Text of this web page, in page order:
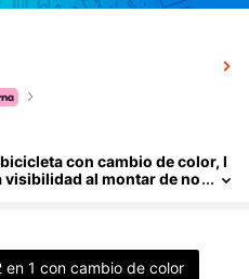
bicicleta con cambio de color, l
visibilidad al montar de no
de Navidad.
en 1 con cambio de color